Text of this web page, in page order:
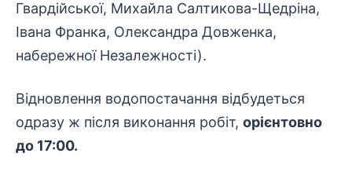
Гвардійської, Михайла Салтикова-Щедріна,
Івана Франка, Олександра Довженка,
набережної Незалежності).
Відновлення водопостачання відбудеться
одразу ж після виконання робіт, орієнтовно
до 17:00.